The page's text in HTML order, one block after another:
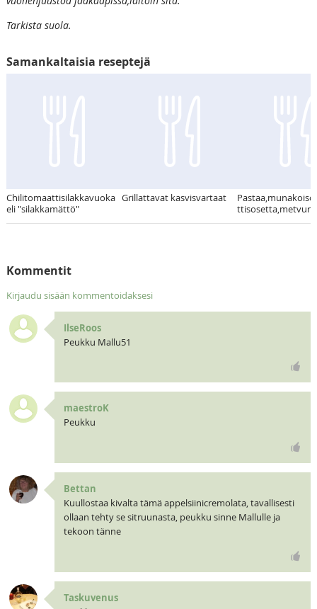
Tarkista suola.
Samankaltaisia reseptejä
Chilitomaattisilakkavuoka
eli "silakkamättö"
Grillattavat kasvisvartaat
Kommentit
Kirjaudu sisään kommentoidaksesi
IlseRoos
Peukku Mallu51
maestroK
Peukku
Bettan
Kuullostaa kivalta tämä appelsiinicremolata, tavallisesti
ollaan tehty se sitruunasta, peukku sinne Mallulle ja
tekoon tänne
Taskuvenus